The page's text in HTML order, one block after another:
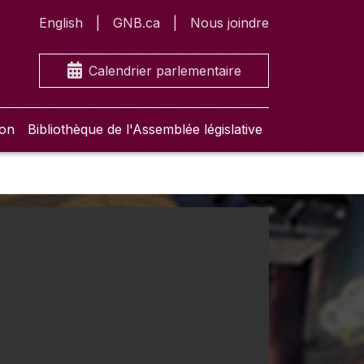
English GNB.ca Nous joindre
Calendrier parlementaire
Bibliothèque de l'Assemblée législative